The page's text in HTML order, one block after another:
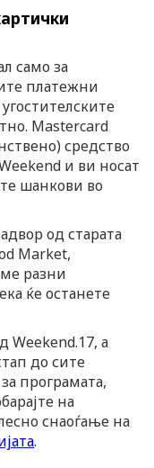
само за
платежни
Mastercard
средство
и ви носат
шанкови во
од старата
Market,
разни
ќе останете
Weekend.17, а
до сите
програмата,
на
снаоѓање на
.